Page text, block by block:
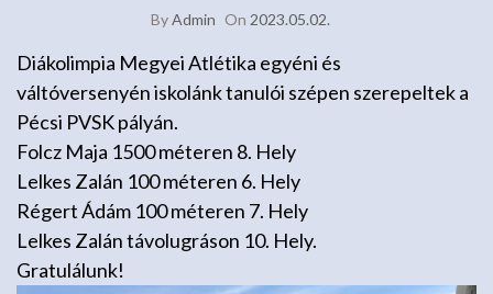
ByAdmin On 2023.05.02.
Diákolimpia Megyei Atlétika egyéni és
váltóversenyén iskolánk tanulói szépen szerepeltek a
Pécsi PVSK pályán.
Folcz Maja 1500 méteren 8. Hely
Lelkes Zalán 100 méteren 6. Hely
Régert Ádám 100 méteren 7. Hely
Lelkes Zalán távolugráson 10. Hely.
Gratulálunk!